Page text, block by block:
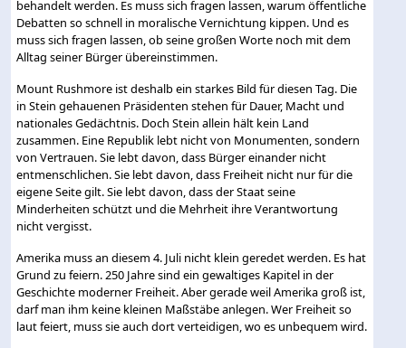
behandelt werden. Es muss sich fragen lassen, warum öffentliche
Debatten so schnell in moralische Vernichtung kippen. Und es
muss sich fragen lassen, ob seine großen Worte noch mit dem
Alltag seiner Bürger übereinstimmen.
Mount Rushmore ist deshalb ein starkes Bild für diesen Tag. Die
in Stein gehauenen Präsidenten stehen für Dauer, Macht und
nationales Gedächtnis. Doch Stein allein hält kein Land
zusammen. Eine Republik lebt nicht von Monumenten, sondern
von Vertrauen. Sie lebt davon, dass Bürger einander nicht
entmenschlichen. Sie lebt davon, dass Freiheit nicht nur für die
eigene Seite gilt. Sie lebt davon, dass der Staat seine
Minderheiten schützt und die Mehrheit ihre Verantwortung
nicht vergisst.
Amerika muss an diesem 4. Juli nicht klein geredet werden. Es hat
Grund zu feiern. 250 Jahre sind ein gewaltiges Kapitel in der
Geschichte moderner Freiheit. Aber gerade weil Amerika groß ist,
darf man ihm keine kleinen Maßstäbe anlegen. Wer Freiheit so
laut feiert, muss sie auch dort verteidigen, wo es unbequem wird.